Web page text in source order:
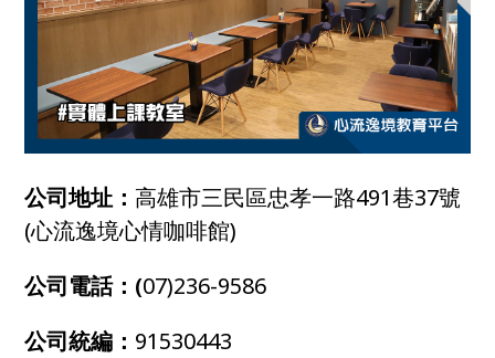
公司地址： 高雄市三民區忠孝一路491巷37號
(心流逸境心情咖啡館)
公司電話：(07)236-9586
公司統編： 91530443